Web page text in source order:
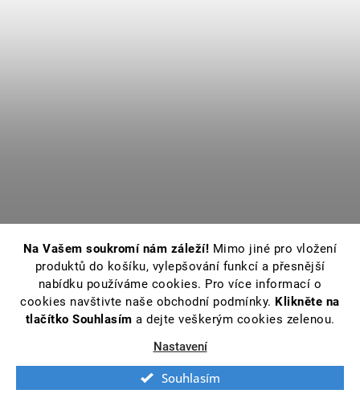
Na Vašem soukromí nám záleží! Mimo jiné pro vložení
produktů do košíku, vylepšování funkcí a přesnější
nabídku používáme cookies. Pro více informací o
cookies navštivte naše obchodní podmínky. Klikněte na
tlačítko Souhlasím a dejte veškerým cookies zelenou.
Nastavení
Souhlasím